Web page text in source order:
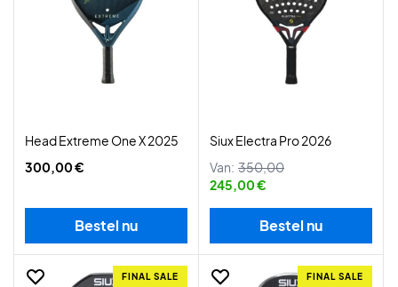
Head Extreme One X 2025
300,00 €
Bestel nu
Siux Electra Pro 2026
Van: 350,00
245,00 €
Bestel nu
FINAL SALE FINAL SALE